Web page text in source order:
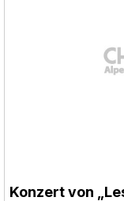
Konzert von